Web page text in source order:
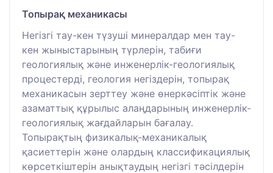
Топырақ механикасы
Негізгі тау-кен түзуші минералдар мен тау-
кен жыныстарының түрлерін, табиғи
геологиялық және инженерлік-геологиялық
процестерді, геология негіздерін, топырақ
механикасын зерттеу және өнеркәсіптік және
азаматтық құрылыс алаңдарының инженерлік-
геологиялық жағдайларын бағалау.
Топырақтың физикалық-механикалық
қасиеттерін және олардың классификациялық
көрсеткіштерін анықтаудың негізгі тәсілдерін